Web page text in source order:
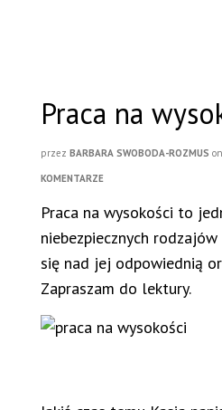
Praca na
przez BARBARA SWOBODA-ROZMUS on
KOMENTARZE
Praca na wysokości to
niebezpiecznych
się nad jej odpowiednią
Zapraszam do lektury.